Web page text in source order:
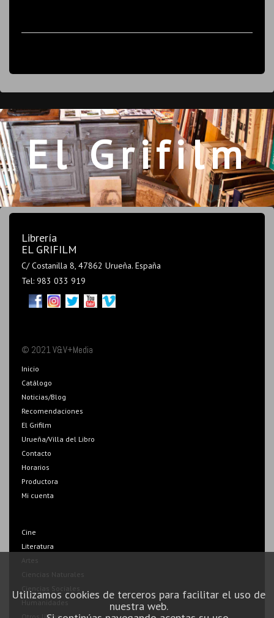
Utilizamos cookies de terceros para facilitar el uso de
nuestra web.
El Grifilm
Librería
EL GRIFILM
C/ Costanilla 8, 47862 Urueña. España
Tel: 983 033 919
© 2021 V&V+Media
Inicio
Catálogo
Noticias/Blog
Recomendaciones
El Grifilm
Urueña/Villa del Libro
Contacto
Horarios
Productora
Mi cuenta
Cine
Literatura
Artes
Ciencias Naturales
Ciencias Sociales
Humanidades
Otros libros